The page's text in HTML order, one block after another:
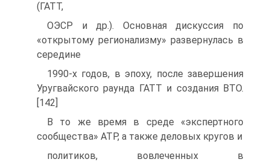
(ГАТТ,
ОЭСР и др.). Основная дискуссия по
«открытому регионализму» развернулась в
середине
1990-х годов, в эпоху, после завершения
Уругвайского раунда ГАТТ и создания ВТО.
[142]
В то же время в среде «экспертного
сообщества» АТР, а также деловых кругов и
политиков, вовлеченных в